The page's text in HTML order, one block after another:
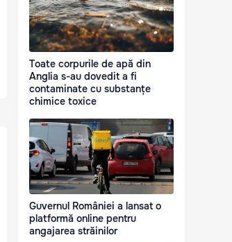
Toate corpurile de apă din
Anglia s-au dovedit a fi
contaminate cu substanțe
chimice toxice
Guvernul României a lansat o
platformă online pentru
angajarea străinilor